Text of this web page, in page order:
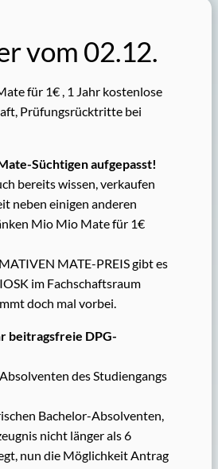
vom 02.12.
für 1€ , 1 Jahr kostenlose
Prüfungsrücktritte bei
Süchtigen aufgepasst!
bereits wissen, verkaufen
neben einigen anderen
Mio Mio Mate für 1€
MATE-PREIS gibt es
im Fachschaftsraum
doch mal vorbei.
beitragsfreie DPG-
des Studiengangs
Bachelor-Absolventen,
nicht länger als 6
nun die Möglichkeit Antrag